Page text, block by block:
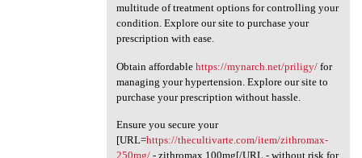
multitude of treatment options for controlling your
condition. Explore our site to purchase your
prescription with ease.
Obtain affordable https://mynarch.net/priligy/for
managing your hypertension. Explore our site to
purchase your prescription without hassle.
Ensure you secure your
[URL=https://thecultivarte.com/item/zithromax-
250mg/- zithromax 100mg[/URL - without risk for